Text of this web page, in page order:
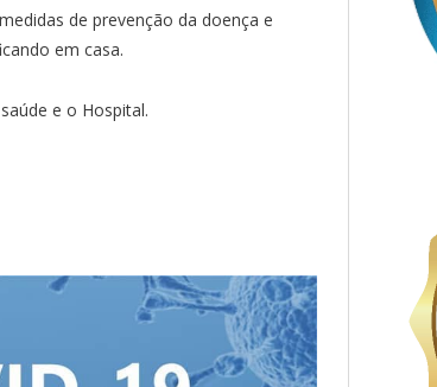
de prevenção da doença e
em casa.
e o Hospital.